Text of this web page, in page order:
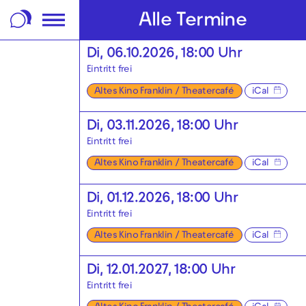
Footer springenAlle Termine
Di, 06.10.2026, 18:00 Uhr
Eintritt frei
Altes Kino Franklin / Theatercafé iCal
Di, 03.11.2026, 18:00 Uhr
Eintritt frei
Altes Kino Franklin / Theatercafé iCal
Di, 01.12.2026, 18:00 Uhr
Eintritt frei
Altes Kino Franklin / Theatercafé iCal
Di, 12.01.2027, 18:00 Uhr
Eintritt frei